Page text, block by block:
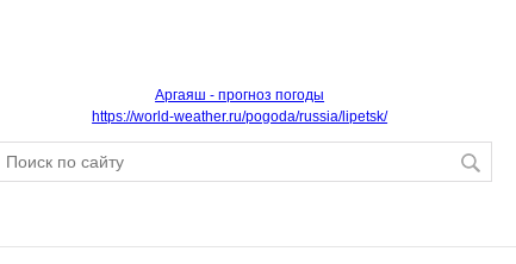
Аргаяш - прогноз погоды
https://world-weather.ru/pogoda/russia/lipetsk/